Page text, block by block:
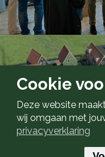
Cookie
Deze website
wij omgaan met
privacyverklaring